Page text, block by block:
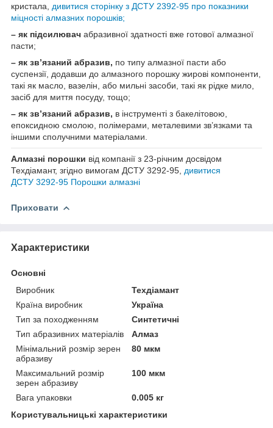
кристала, дивитися сторінку з ДСТУ 2392‑95 про показники
міцності алмазних порошків;
– як підсилювач абразивної здатності вже готової алмазної
пасти;
– як зв’язаний абразив, по типу алмазної пасти або
суспензії, додавши до алмазного порошку жирові компоненти,
такі як масло, вазелін, або мильні засоби, такі як рідке мило,
засіб для миття посуду, тощо;
– як зв’язаний абразив, в інструменті з бакелітовою,
епоксидною смолою, полімерами, металевими зв’язками та
іншими сполучними матеріалами.
Алмазні порошки від компанії з 23‑річним досвідом
Техдіамант, згідно вимогам ДСТУ 3292‑95 дивитися
ДСТУ 3292‑95 Порошки алмазні
Приховати
Характеристики
Основні
Виробник
Техдіамант
Країна виробник
Україна
Тип за походженням
Синтетичні
Тип абразивних матеріалів
Алмаз
Мінімальний розмір зерен
абразиву
80 мкм
Максимальний розмір
зерен абразиву
100 мкм
Вага упаковки
0.005 кг
Користувальницькі характеристики